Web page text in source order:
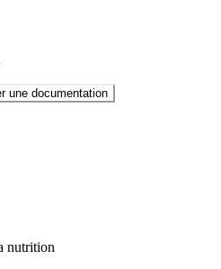
une documentation
nutrition